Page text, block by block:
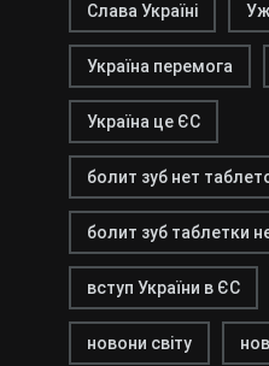
Слава Україні
Україна перемога
Україна це ЄС
болит зуб нет
болит зуб таблетки
вступ України в ЄС
новони світу